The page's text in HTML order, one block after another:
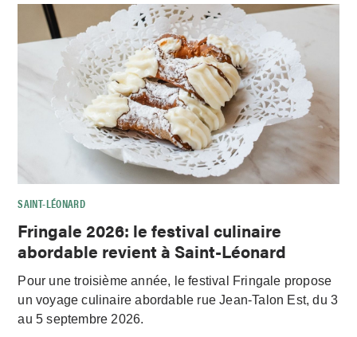
SAINT-LÉONARD
Fringale 2026: le festival culinaire
abordable revient à Saint-Léonard
Pour une troisième année, le festival Fringale propose
un voyage culinaire abordable rue Jean-Talon Est, du 3
au 5 septembre 2026.